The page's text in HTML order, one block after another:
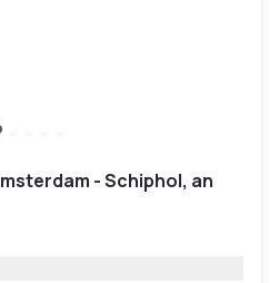
- Schiphol, an